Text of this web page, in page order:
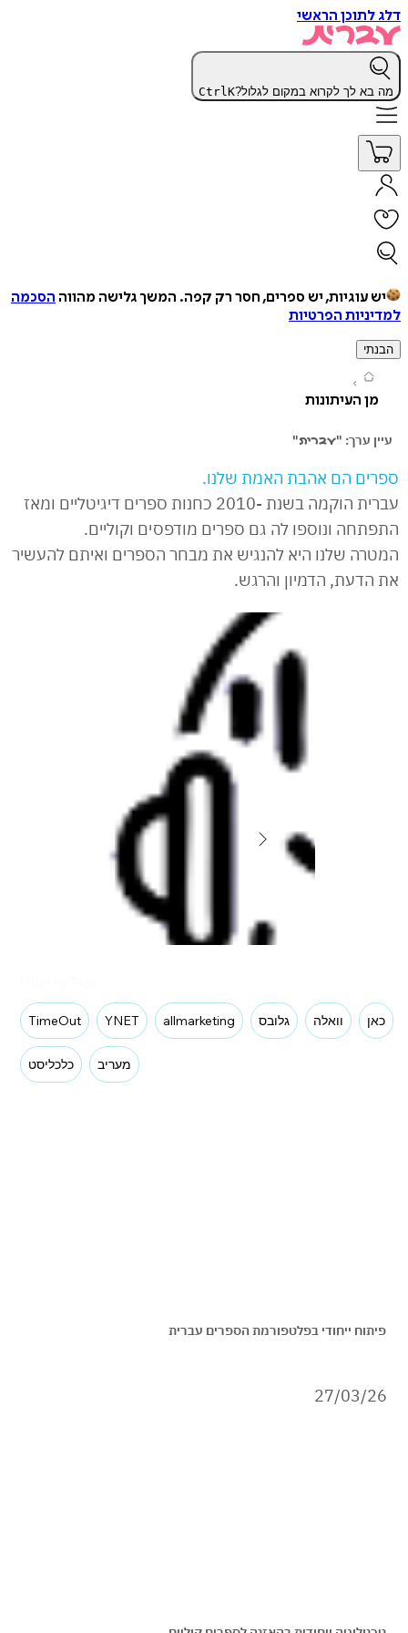
הראשי
לך לקרוא במקום לגלול? CtrlK
עוגיות, יש ספרים, חסר רק קפה. המשך גלישה מהווההסכמה
הפרטיות
העיתונות